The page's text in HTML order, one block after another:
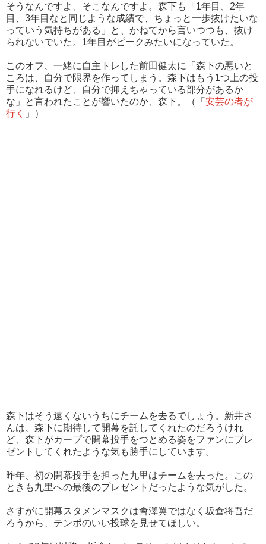
そうなんですよ、そこなんですよ。森下も「1年目、2年
目、3年目なと同じような成績で、ちょっと一歩抜けたいな
っていう気持ちがある」と、かねてから言いつつも、抜け
られないでいた。1年目がピークみたいになっていた。
このオフ、一緒に自主トレした前田健太に「森下の悪いと
ころは、自分で限界を作ってしまう。森下はもう1つ上の投
手になれるけど、自分で抑えちゃっている部分があるか
な」と言われたことが響いたのか、森下。（「 安芸の者が
行く
」）
森下はそう遠くないうちにチームを去るでしょう。新井さ
んは、森下に期待して開幕を託してくれたのだろうけれ
ど、森下がカープで開幕投手をつとめる姿をファンにプレ
ゼントしてくれたような気も勝手にしています。
昨年、初の開幕投手を担った九里はチームを去った。この
ときも九里への最後のプレゼントだったような気がした。
さすがに開幕スタメンマスクは會澤翼ではなく坂倉将吾だ
ろうから、テンポのいい投球を見せてほしい。